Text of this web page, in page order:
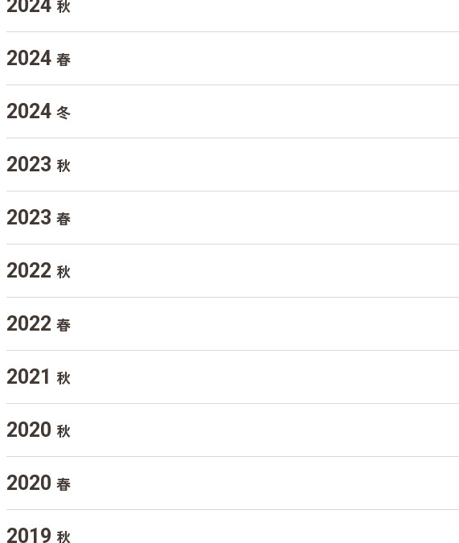
2024 秋
2024 春
2024 冬
2023 秋
2023 春
2022 秋
2022 春
2021 秋
2020 秋
2020 春
2019 秋